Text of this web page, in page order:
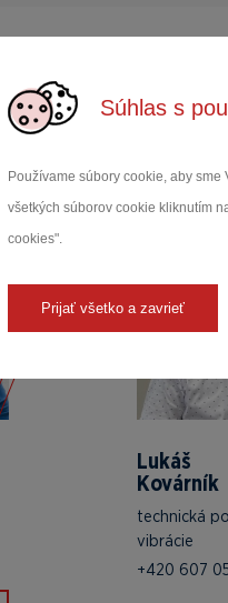
Súhlas s
Používame súbory cookie, aby
všetkých súborov cookie kliknutím
cookies".
Prijať všetko a zavrieť
našich
Lukáš
Kovárník
technická
vibrácie
+420 607